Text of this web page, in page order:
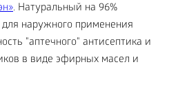
. Натуральный на 96%
наружного применения
"аптечного" антисептика и
в виде эфирных масел и